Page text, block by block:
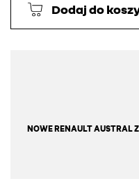
Dodaj do
NOWE RENAULT AUSTRAL